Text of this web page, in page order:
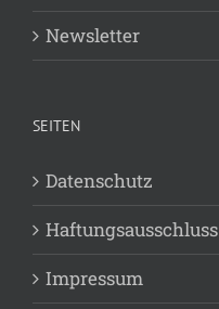
Newsletter
SEITEN
Datenschutz
Haftungsausschluss
Impressum